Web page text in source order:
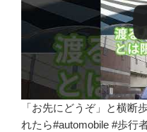
「お先にどうぞ」と横断
れたら#automobile #歩行